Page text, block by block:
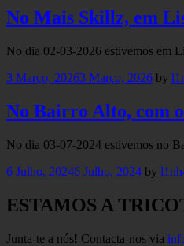
No Mais Skillz, em
No dia 02-03-2026 estivemos em
3 Março, 20263 Março, 2026 by
No Bairro Alto, com
No dia 03-07-2024 estivemos no
6 Julho, 20246 Julho, 2024 by
ESTAMOS A
Junta-te a nós! Contacta-nos via